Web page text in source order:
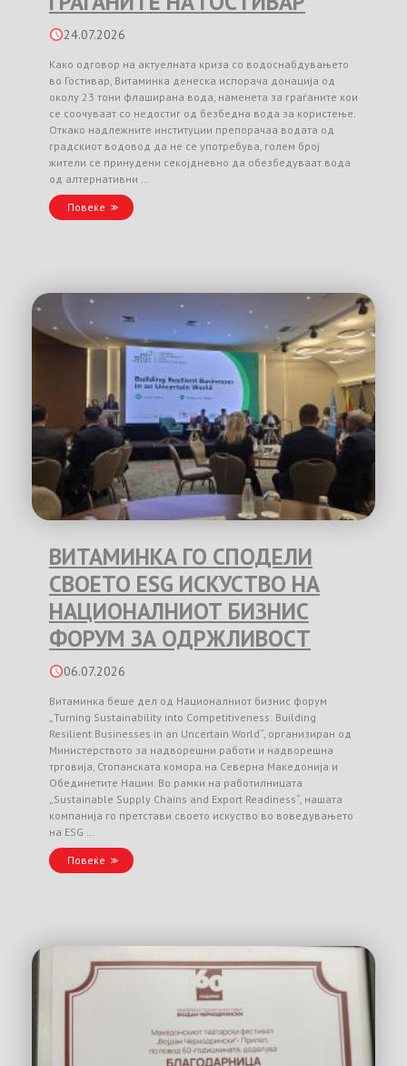
24.07.2026
Како одговор на актуелната криза со водоснабдувањето
во Гостивар, Витаминка денеска испорача донација од
околу 23 тони флаширана вода, наменета за граѓаните кои
се соочуваат со недостиг од безбедна вода за користење.
Откако надлежните институции препорачаа водата од
градскиот водовод да не се употребува, голем број
жители се принудени секојдневно да обезбедуваат вода
од алтернативни …
Повеќе
ВИТАМИНКА ГО СПОДЕЛИ
СВОЕТО ESG ИСКУСТВО НА
НАЦИОНАЛНИОТ БИЗНИС
ФОРУМ ЗА ОДРЖЛИВОСТ
06.07.2026
Витаминка беше дел од Националниот бизнис форум
„Turning Sustainability into Competitiveness: Building
Resilient Businesses in an Uncertain World“, организиран од
Министерството за надворешни работи и надворешна
трговија, Стопанската комора на Северна Македонија и
Обединетите Нации. Во рамки на работилницата
„Sustainable Supply Chains and Export Readiness“, нашата
компанија го претстави своето искуство во воведувањето
на ESG …
Повеќе